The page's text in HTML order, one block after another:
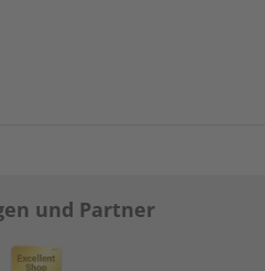
und Partner